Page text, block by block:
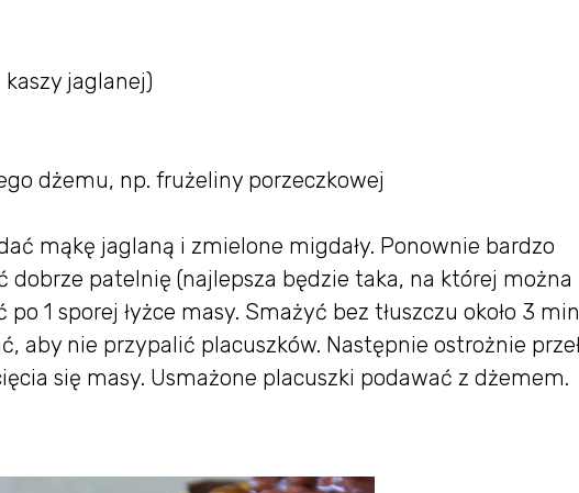
jaglanej)
dżemu, np. frużeliny porzeczkowej
mąkę jaglaną i zmielone migdały. Ponownie bardzo
dobrze patelnię (najlepsza będzie taka, na której można
po 1 sporej łyżce masy. Smażyć bez tłuszczu około 3
aby nie przypalić placuszków. Następnie ostrożnie
się masy. Usmażone placuszki podawać z dżemem.